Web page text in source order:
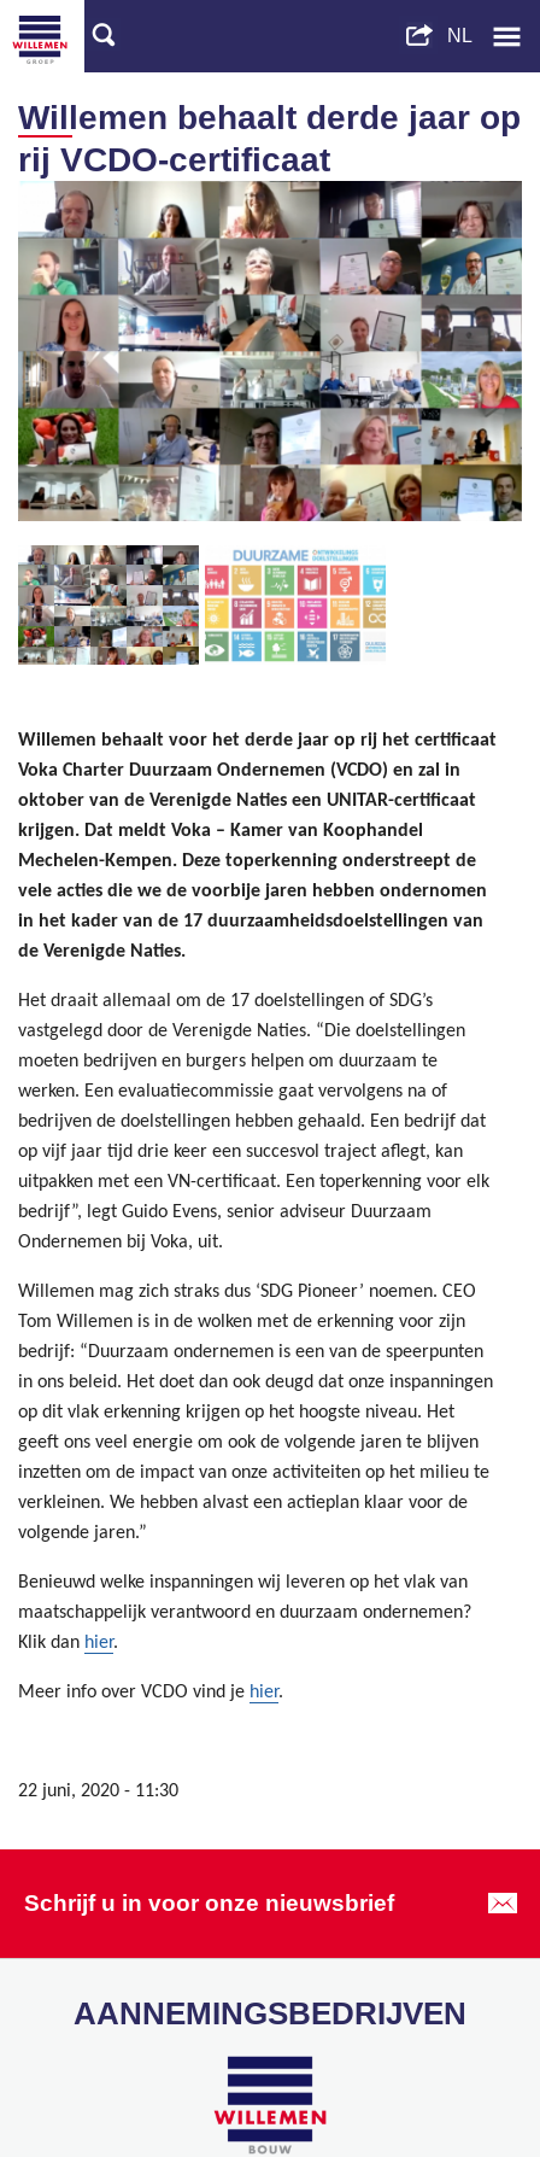
Willemen behaalt derde jaar op
rij VCDO-certificaat
Willemen behaalt voor het derde jaar op rij het certificaat
Voka Charter Duurzaam Ondernemen (VCDO) en zal in
oktober van de Verenigde Naties een UNITAR-certificaat
krijgen. Dat meldt Voka – Kamer van Koophandel
Mechelen-Kempen. Deze toperkenning onderstreept de
vele acties die we de voorbije jaren hebben ondernomen
in het kader van de 17 duurzaamheidsdoelstellingen van
de Verenigde Naties.
Het draait allemaal om de 17 doelstellingen of SDG’s
vastgelegd door de Verenigde Naties. “Die doelstellingen
moeten bedrijven en burgers helpen om duurzaam te
werken. Een evaluatiecommissie gaat vervolgens na of
bedrijven de doelstellingen hebben gehaald. Een bedrijf dat
op vijf jaar tijd drie keer een succesvol traject aflegt, kan
uitpakken met een VN-certificaat. Een toperkenning voor elk
bedrijf”, legt Guido Evens, senior adviseur Duurzaam
Ondernemen bij Voka, uit.
Willemen mag zich straks dus ‘SDG Pioneer’ noemen. CEO
Tom Willemen is in de wolken met de erkenning voor zijn
bedrijf: “Duurzaam ondernemen is een van de speerpunten
in ons beleid. Het doet dan ook deugd dat onze inspanningen
op dit vlak erkenning krijgen op het hoogste niveau. Het
geeft ons veel energie om ook de volgende jaren te blijven
inzetten om de impact van onze activiteiten op het milieu te
verkleinen. We hebben alvast een actieplan klaar voor de
volgende jaren.”
Benieuwd welke inspanningen wij leveren op het vlak van
maatschappelijk verantwoord en duurzaam ondernemen?
Klik dan hier.
Meer info over VCDO vind je hier.
22 juni, 2020 - 11:30
Schrijf u in voor onze nieuwsbrief
AANNEMINGSBEDRIJVEN